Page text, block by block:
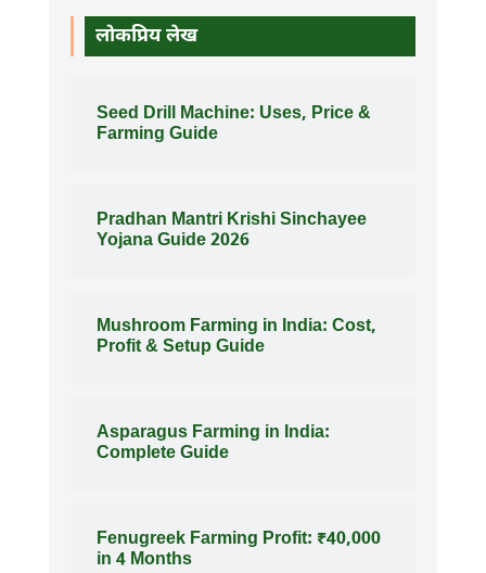
लोकप्रिय लेख
Seed Drill Machine: Uses, Price &
Farming Guide
Pradhan Mantri Krishi Sinchayee
Yojana Guide 2026
Mushroom Farming in India: Cost,
Profit & Setup Guide
Asparagus Farming in India:
Complete Guide
Fenugreek Farming Profit: ₹40,000
in 4 Months